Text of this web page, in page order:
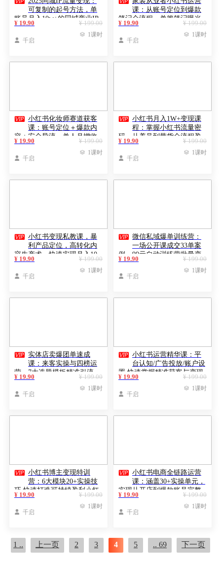
可复制的起号方法，单
账号月入10w+的同城商业IP
打造
¥ 199.00
¥ 19.90
 千启
 1课时
课：从账号定位到爆款
笔记全流程，单篇笔记曝光
10w+
¥ 199.00
¥ 19.90
 千启
 1课时
 小红书化妆师赛道获客
课：账号定位＋爆款内
容＋安全导流，单人月增收
1-3万
¥ 199.00
¥ 19.90
 千启
 1课时
 小红书月入1W+变现课
程：掌握小红书流量密
码，从养号到带货全流程盈
利
¥ 199.00
¥ 19.90
 千启
 1课时
 小红书变现私教课，暴
利产品定位，高转化内
容生产术，快速实现月入10
万
¥ 199.00
¥ 19.90
 千启
 1课时
 微信私域爆单训练营：
一场公开课成交33单案
例，99元自动训练营批量变
现术
¥ 199.00
¥ 19.90
 千启
 1课时
 实体店卖爆团单速成
课：来客实操与四榜运
营，7大选题模板精准引流
¥ 199.00
¥ 19.90
 千启
 1课时
 小红书运营精华课：平
台认知/广告投放/账户设
置,快速掌握精准获客与变现
¥ 199.00
¥ 19.90
 千启
 1课时
 小红书博主变现特训
营：6大模块20+实操技
巧 快速打造可持续盈利小红
书账号
¥ 199.00
¥ 19.90
 千启
 1课时
 小红书电商全链路运营
课：涵盖30+实操单元，
实现从开店到爆款账号完整
闭环
¥ 199.00
¥ 19.90
 千启
 1课时
1 .. 上一页 2 3 4 5 .. 69 下一页